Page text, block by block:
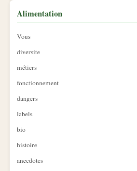
Alimentation
Vous
diversite
métiers
fonctionnement
dangers
labels
bio
histoire
anecdotes